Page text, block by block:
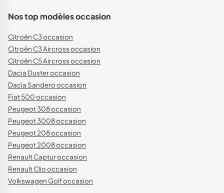
Nos top modèles occasion
Citroën C3 occasion
Citroën C3 Aircross occasion
Citroën C5 Aircross occasion
Dacia Duster occasion
Dacia Sandero occasion
Fiat 500 occasion
Peugeot 308 occasion
Peugeot 3008 occasion
Peugeot 208 occasion
Peugeot 2008 occasion
Renault Captur occasion
Renault Clio occasion
Volkswagen Golf occasion